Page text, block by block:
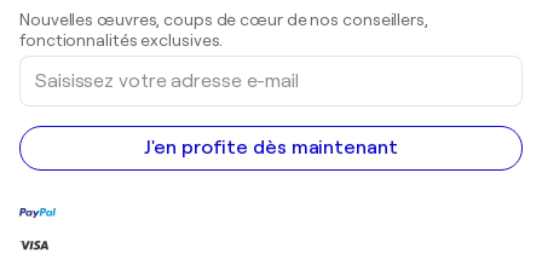
Peintures acryliques
Nouvelles œuvres, coups de cœur de nos conseillers,
fonctionnalités exclusives.
Saisissez
votre
adresse
e-
mail
J'en profite dès maintenant